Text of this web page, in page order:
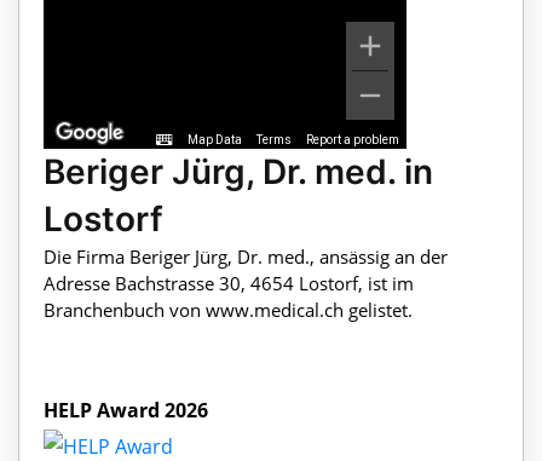
Map Data Terms Report a problem
Beriger Jürg, Dr. med. in
Lostorf
Die Firma Beriger Jürg, Dr. med., ansässig an der
Adresse Bachstrasse 30, 4654 Lostorf, ist im
Branchenbuch von www.medical.ch gelistet.
HELP Award 2026